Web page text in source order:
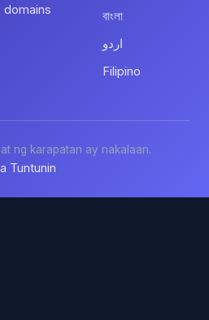
domains
বাংলা
اردو
Filipino
ng karapatan ay nakalaan.
Tuntunin